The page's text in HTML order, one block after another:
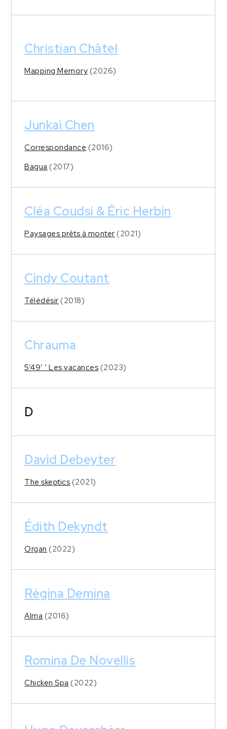
Christian Châtel
Mapping Memory (2026)
Junkai Chen
Correspondance (2016)
Bagua (2017)
Cléa Coudsi & Éric Herbin
Paysages prêts à monter (2021)
Cindy Coutant
Télédésir (2018)
Chrauma
5’49’ ‘ Les vacances (2023)
D
David Debeyter
The skeptics (2021)
Édith Dekyndt
Organ (2022)
Régina Demina
Alma (2016)
Romina De Novellis
Chicken Spa (2022)